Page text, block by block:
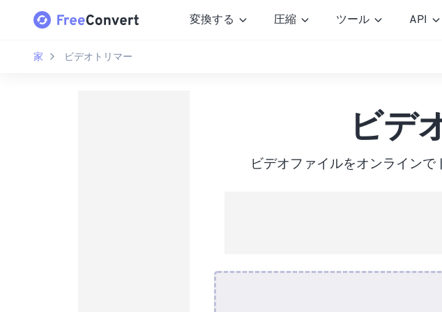
変換する 圧縮 ツール API
家 ビデオトリマー
ビデ
ビデオファイルをオンラインで